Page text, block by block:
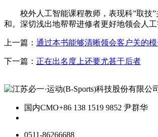
校外人工智能课程教师，表现科”取技”
和。深切浅出地帮帮进修者更好地领会人工
上一篇： 通过本书能够清晰领会客户关的模
下一篇： 正在出名度上还要尤甚于后者
国内CMO+86 138 1519 9852 尹群华
0511-86266688